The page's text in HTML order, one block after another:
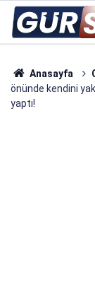
Anasayfa
önünde kendini
yaptı!